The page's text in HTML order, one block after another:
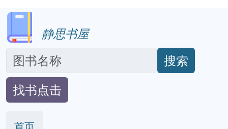
静思书屋
搜索
找书点击
首页